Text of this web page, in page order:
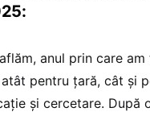
anul prin care
pentru țară, cât și
și cercetare. După